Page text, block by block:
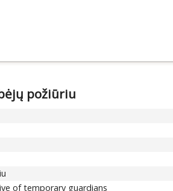
požiūriu
of temporary guardians